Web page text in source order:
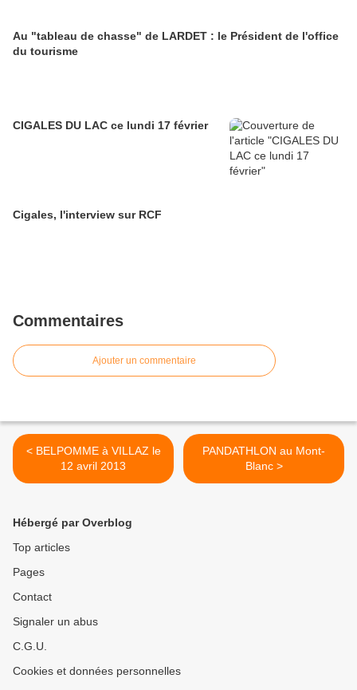
Au "tableau de chasse" de LARDET : le Président de l'office
du tourisme
CIGALES DU LAC ce lundi 17 février
Cigales, l'interview sur RCF
Commentaires
Ajouter un commentaire
< BELPOMME à VILLAZ le
12 avril 2013
PANDATHLON au Mont-
Blanc >
Hébergé par Overblog
Top articles
Pages
Contact
Signaler un abus
C.G.U.
Cookies et données personnelles